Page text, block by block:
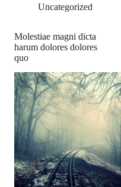
Uncategorized
Molestiae magni dicta
harum dolores dolores
quo